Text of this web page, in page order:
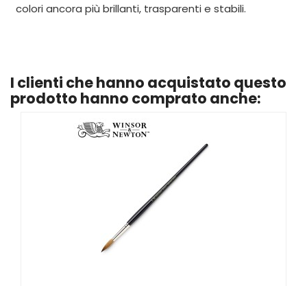
colori ancora più brillanti, trasparenti e stabili.
I clienti che hanno acquistato questo
prodotto hanno comprato anche: